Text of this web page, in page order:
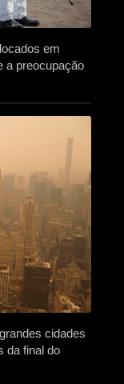
em
a preocupação
cidades
da final do